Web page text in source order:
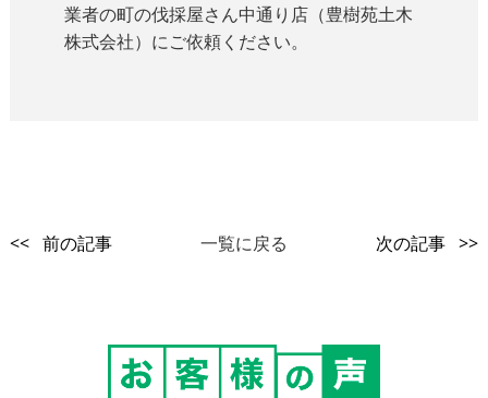
業者の町の伐採屋さん中通り店（豊樹苑土木
株式会社）にご依頼ください。
<< 前の記事 一覧に戻る 次の記事 >>